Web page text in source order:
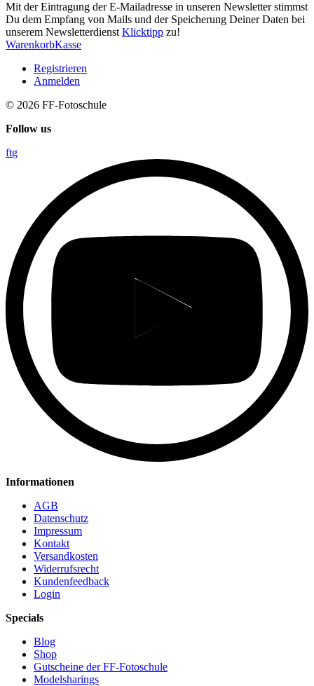
Mit der Eintragung der E-Mailadresse in unseren Newsletter stimmst
Du dem Empfang von Mails und der Speicherung Deiner Daten bei
unserem Newsletterdienst Klicktipp zu!
WarenkorbKasse
Registrieren
Anmelden
© 2026 FF-Fotoschule
Follow us
ftg
Informationen
AGB
Datenschutz
Impressum
Kontakt
Versandkosten
Widerrufsrecht
Kundenfeedback
Login
Specials
Blog
Shop
Gutscheine der FF-Fotoschule
Modelsharings